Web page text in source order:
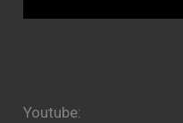
Youtube: